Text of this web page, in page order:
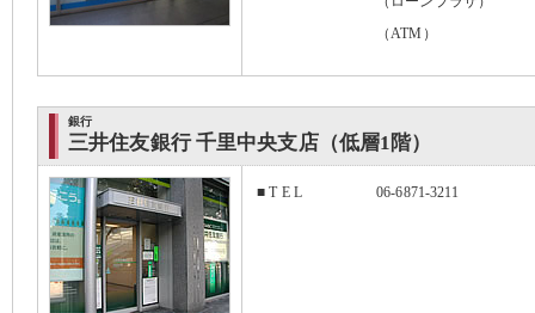
（ATM） 平
銀行
三井住友銀行 千里中央支店（低層1階）
■ T E L 06-6871-3211